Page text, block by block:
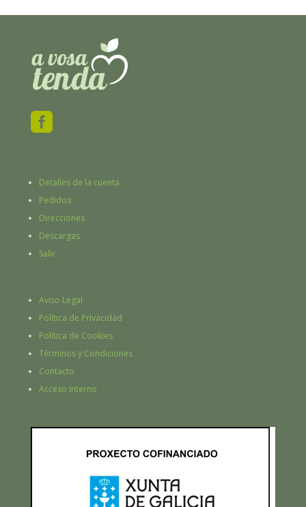

Detalles de la cuenta
Pedidos
Direcciones
Descargas
Salir
Aviso Legal
Política de Privacidad
Política de Cookies
Términos y Condiciones
Contacto
Acceso Interno